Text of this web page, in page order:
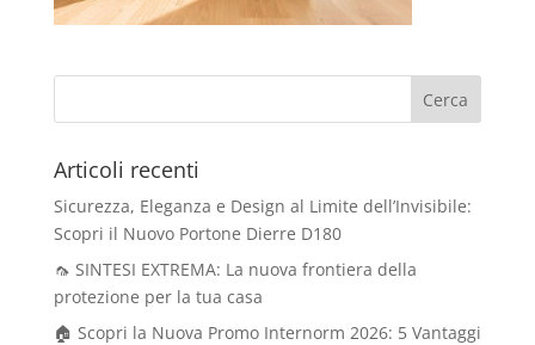
Articoli recenti
Sicurezza, Eleganza e Design al Limite dell’Invisibile:
Scopri il Nuovo Portone Dierre D180
🦟 SINTESI EXTREMA: La nuova frontiera della
protezione per la tua casa
🏠 Scopri la Nuova Promo Internorm 2026: 5 Vantaggi